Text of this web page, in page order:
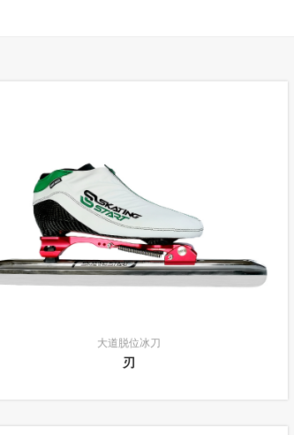
大道脱位冰刀
刃